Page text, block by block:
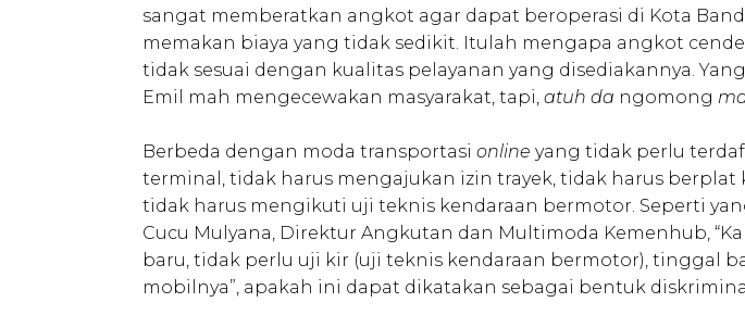
sangat memberatkan angkot agar dapat beroperasi di Kota
memakan biaya yang tidak sedikit. Itulah mengapa angkot
tidak sesuai dengan kualitas pelayanan yang disediakannya.
Emil mah mengecewakan masyarakat, tapi, atuh da ngomong
Berbeda dengan moda transportasi online yang tidak perlu
terminal, tidak harus mengajukan izin trayek, tidak harus berplat
tidak harus mengikuti uji teknis kendaraan bermotor. Seperti
Cucu Mulyana, Direktur Angkutan dan Multimoda Kemenhub,
baru, tidak perlu uji kir (uji teknis kendaraan bermotor), tinggal
mobilnya”, apakah ini dapat dikatakan sebagai bentuk